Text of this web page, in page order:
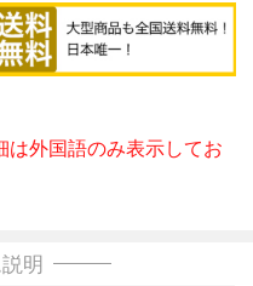
外国語のみ表示してお
明